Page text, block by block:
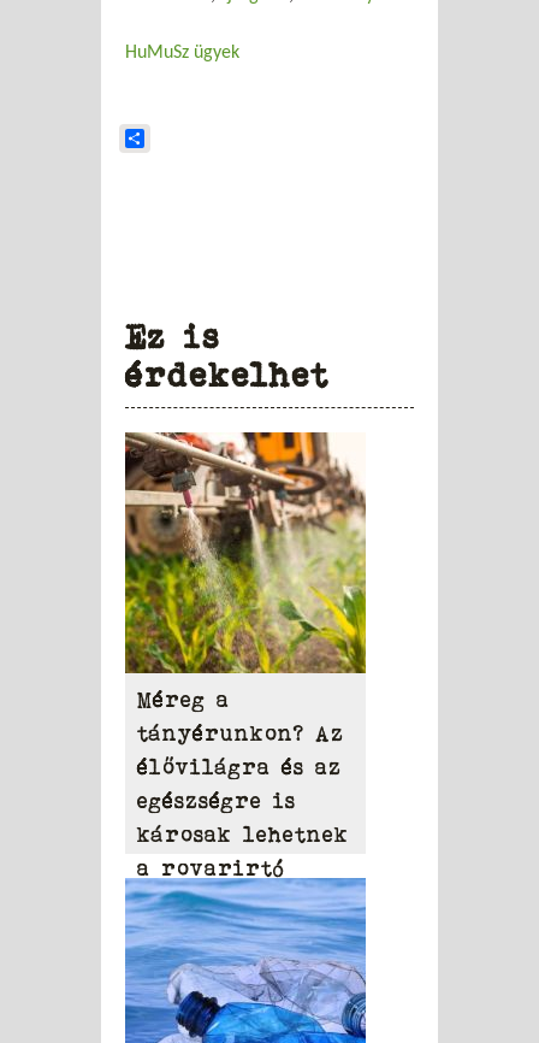
HuMuSz ügyek
Ez is
érdekelhet
Méreg a
tányérunkon? Az
élővilágra és az
egészségre is
károsak lehetnek
a rovarirtó
szerek